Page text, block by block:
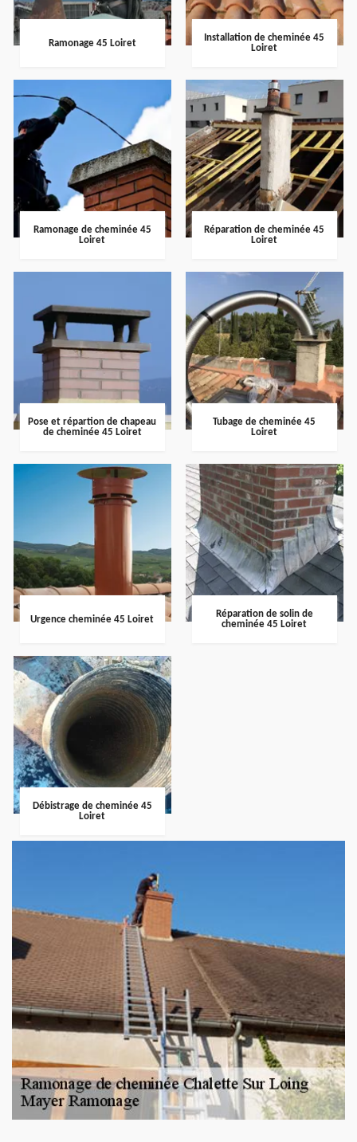
Ramonage 45 Loiret
Installation de cheminée 45
Loiret
Ramonage de cheminée 45
Loiret
Réparation de cheminée 45
Loiret
Pose et répartion de chapeau
de cheminée 45 Loiret
Tubage de cheminée 45
Loiret
Urgence cheminée 45 Loiret
Réparation de solin de
cheminée 45 Loiret
Débistrage de cheminée 45
Loiret